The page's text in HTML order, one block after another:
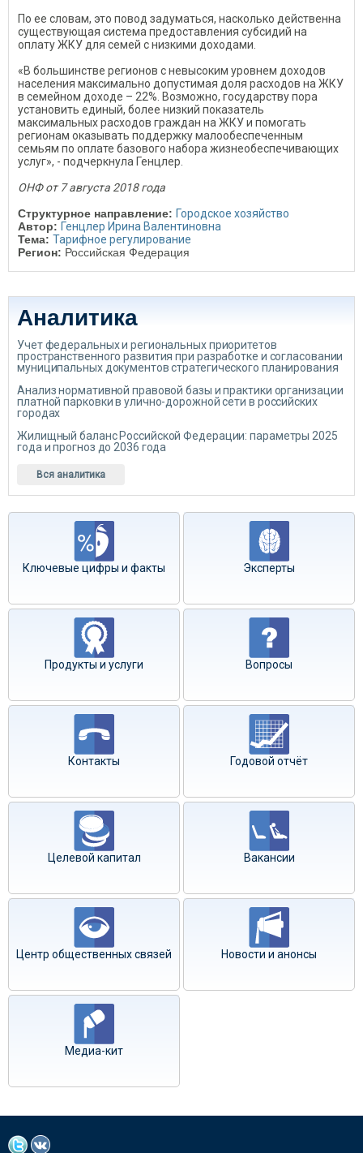
По ее словам, это повод задуматься, насколько действенна
существующая система предоставления субсидий на
оплату ЖКУ для семей с низкими доходами.
«В большинстве регионов с невысоким уровнем доходов
населения максимально допустимая доля расходов на ЖКУ
в семейном доходе – 22%. Возможно, государству пора
установить единый, более низкий показатель
максимальных расходов граждан на ЖКУ и помогать
регионам оказывать поддержку малообеспеченным
семьям по оплате базового набора жизнеобеспечивающих
услуг», - подчеркнула Генцлер.
ОНФ от 7 августа 2018 года
Структурное направление: Городское хозяйство
Автор: Генцлер Ирина Валентиновна
Тема: Тарифное регулирование
Регион: Российская Федерация
Аналитика
Учет федеральных и региональных приоритетов
пространственного развития при разработке и согласовании
муниципальных документов стратегического планирования
Анализ нормативной правовой базы и практики организации
платной парковки в улично-дорожной сети в российских
городах
Жилищный баланс Российской Федерации: параметры 2025
года и прогноз до 2036 года
Вся аналитика
Ключевые цифры и факты Эксперты
Продукты и услуги Вопросы
Контакты Годовой отчёт
Целевой капитал Вакансии
Центр общественных связей Новости и анонсы
Медиа-кит